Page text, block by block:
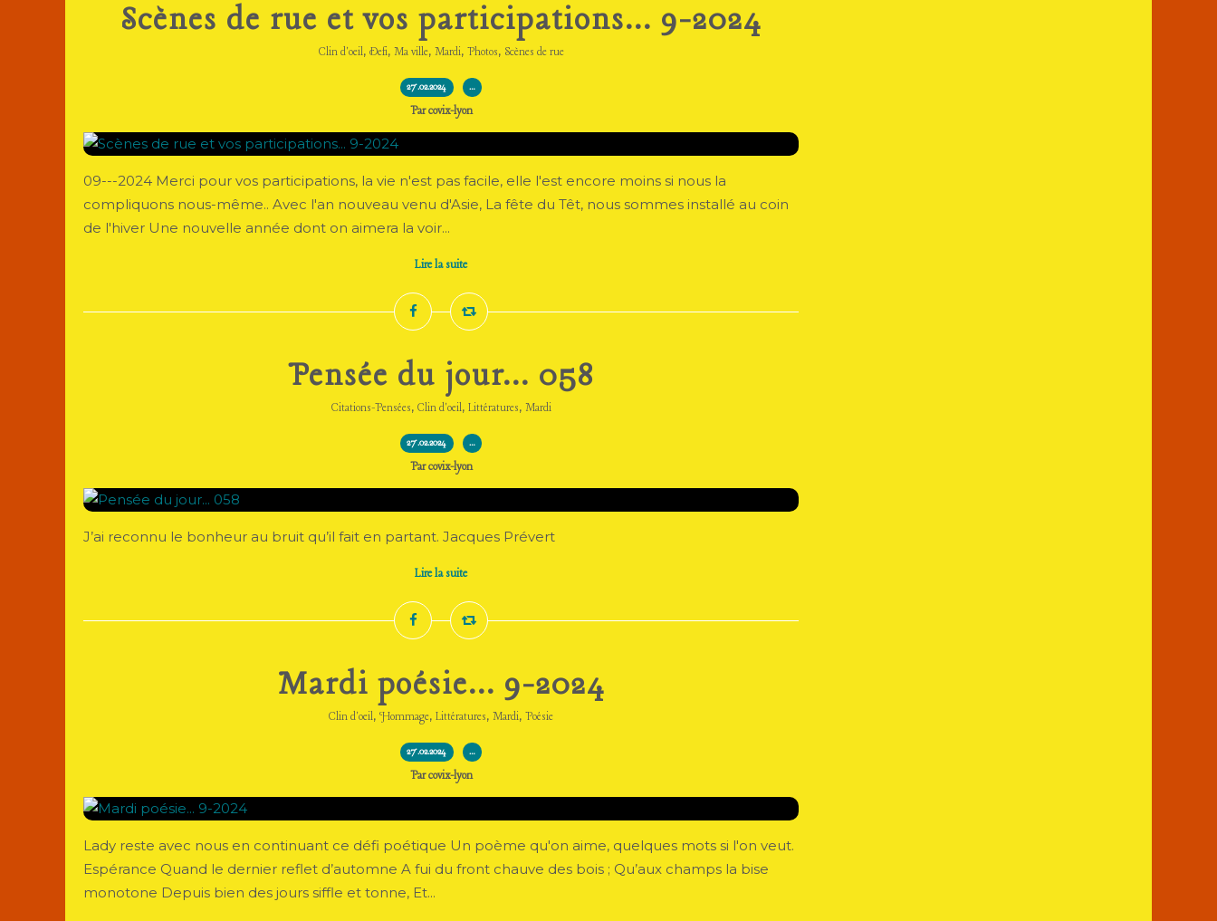
Scènes de rue et vos participations... 9-2024
Clin d'oeil, Defi, Ma ville, Mardi, Photos, Scènes de rue
27.02.2024 …
Par covix-lyon
09---2024 Merci pour vos participations, la vie n'est pas facile, elle l'est encore moins si nous la
compliquons nous-même.. Avec l'an nouveau venu d'Asie, La fête du Têt, nous sommes installé au coin
de l'hiver Une nouvelle année dont on aimera la voir...
Lire la suite
Pensée du jour... 058
Citations-Pensées, Clin d'oeil, Littératures, Mardi
27.02.2024 …
Par covix-lyon
J’ai reconnu le bonheur au bruit qu’il fait en partant. Jacques Prévert
Lire la suite
Mardi poésie... 9-2024
Clin d'oeil, Hommage, Littératures, Mardi, Poésie
27.02.2024 …
Par covix-lyon
Lady reste avec nous en continuant ce défi poétique Un poème qu'on aime, quelques mots si l'on veut.
Espérance Quand le dernier reflet d’automne A fui du front chauve des bois ; Qu’aux champs la bise
monotone Depuis bien des jours siffle et tonne, Et...